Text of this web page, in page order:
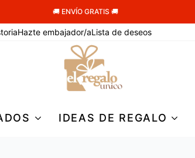
🚚 ENVÍO GRATIS 🚚
Hazte embajador/aLista de deseos
IDEAS DE REGALO